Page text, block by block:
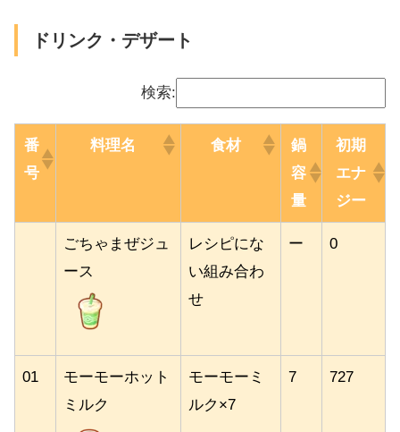
ドリンク・デザート
検索:
番
号
料理名 食材
鍋
容
量
初期
エナ
ジー
ごちゃまぜジュ
ース
レシピにな
い組み合わ
せ
ー 0
01
モーモーホット
ミルク
モーモーミ
ルク×7
7 727